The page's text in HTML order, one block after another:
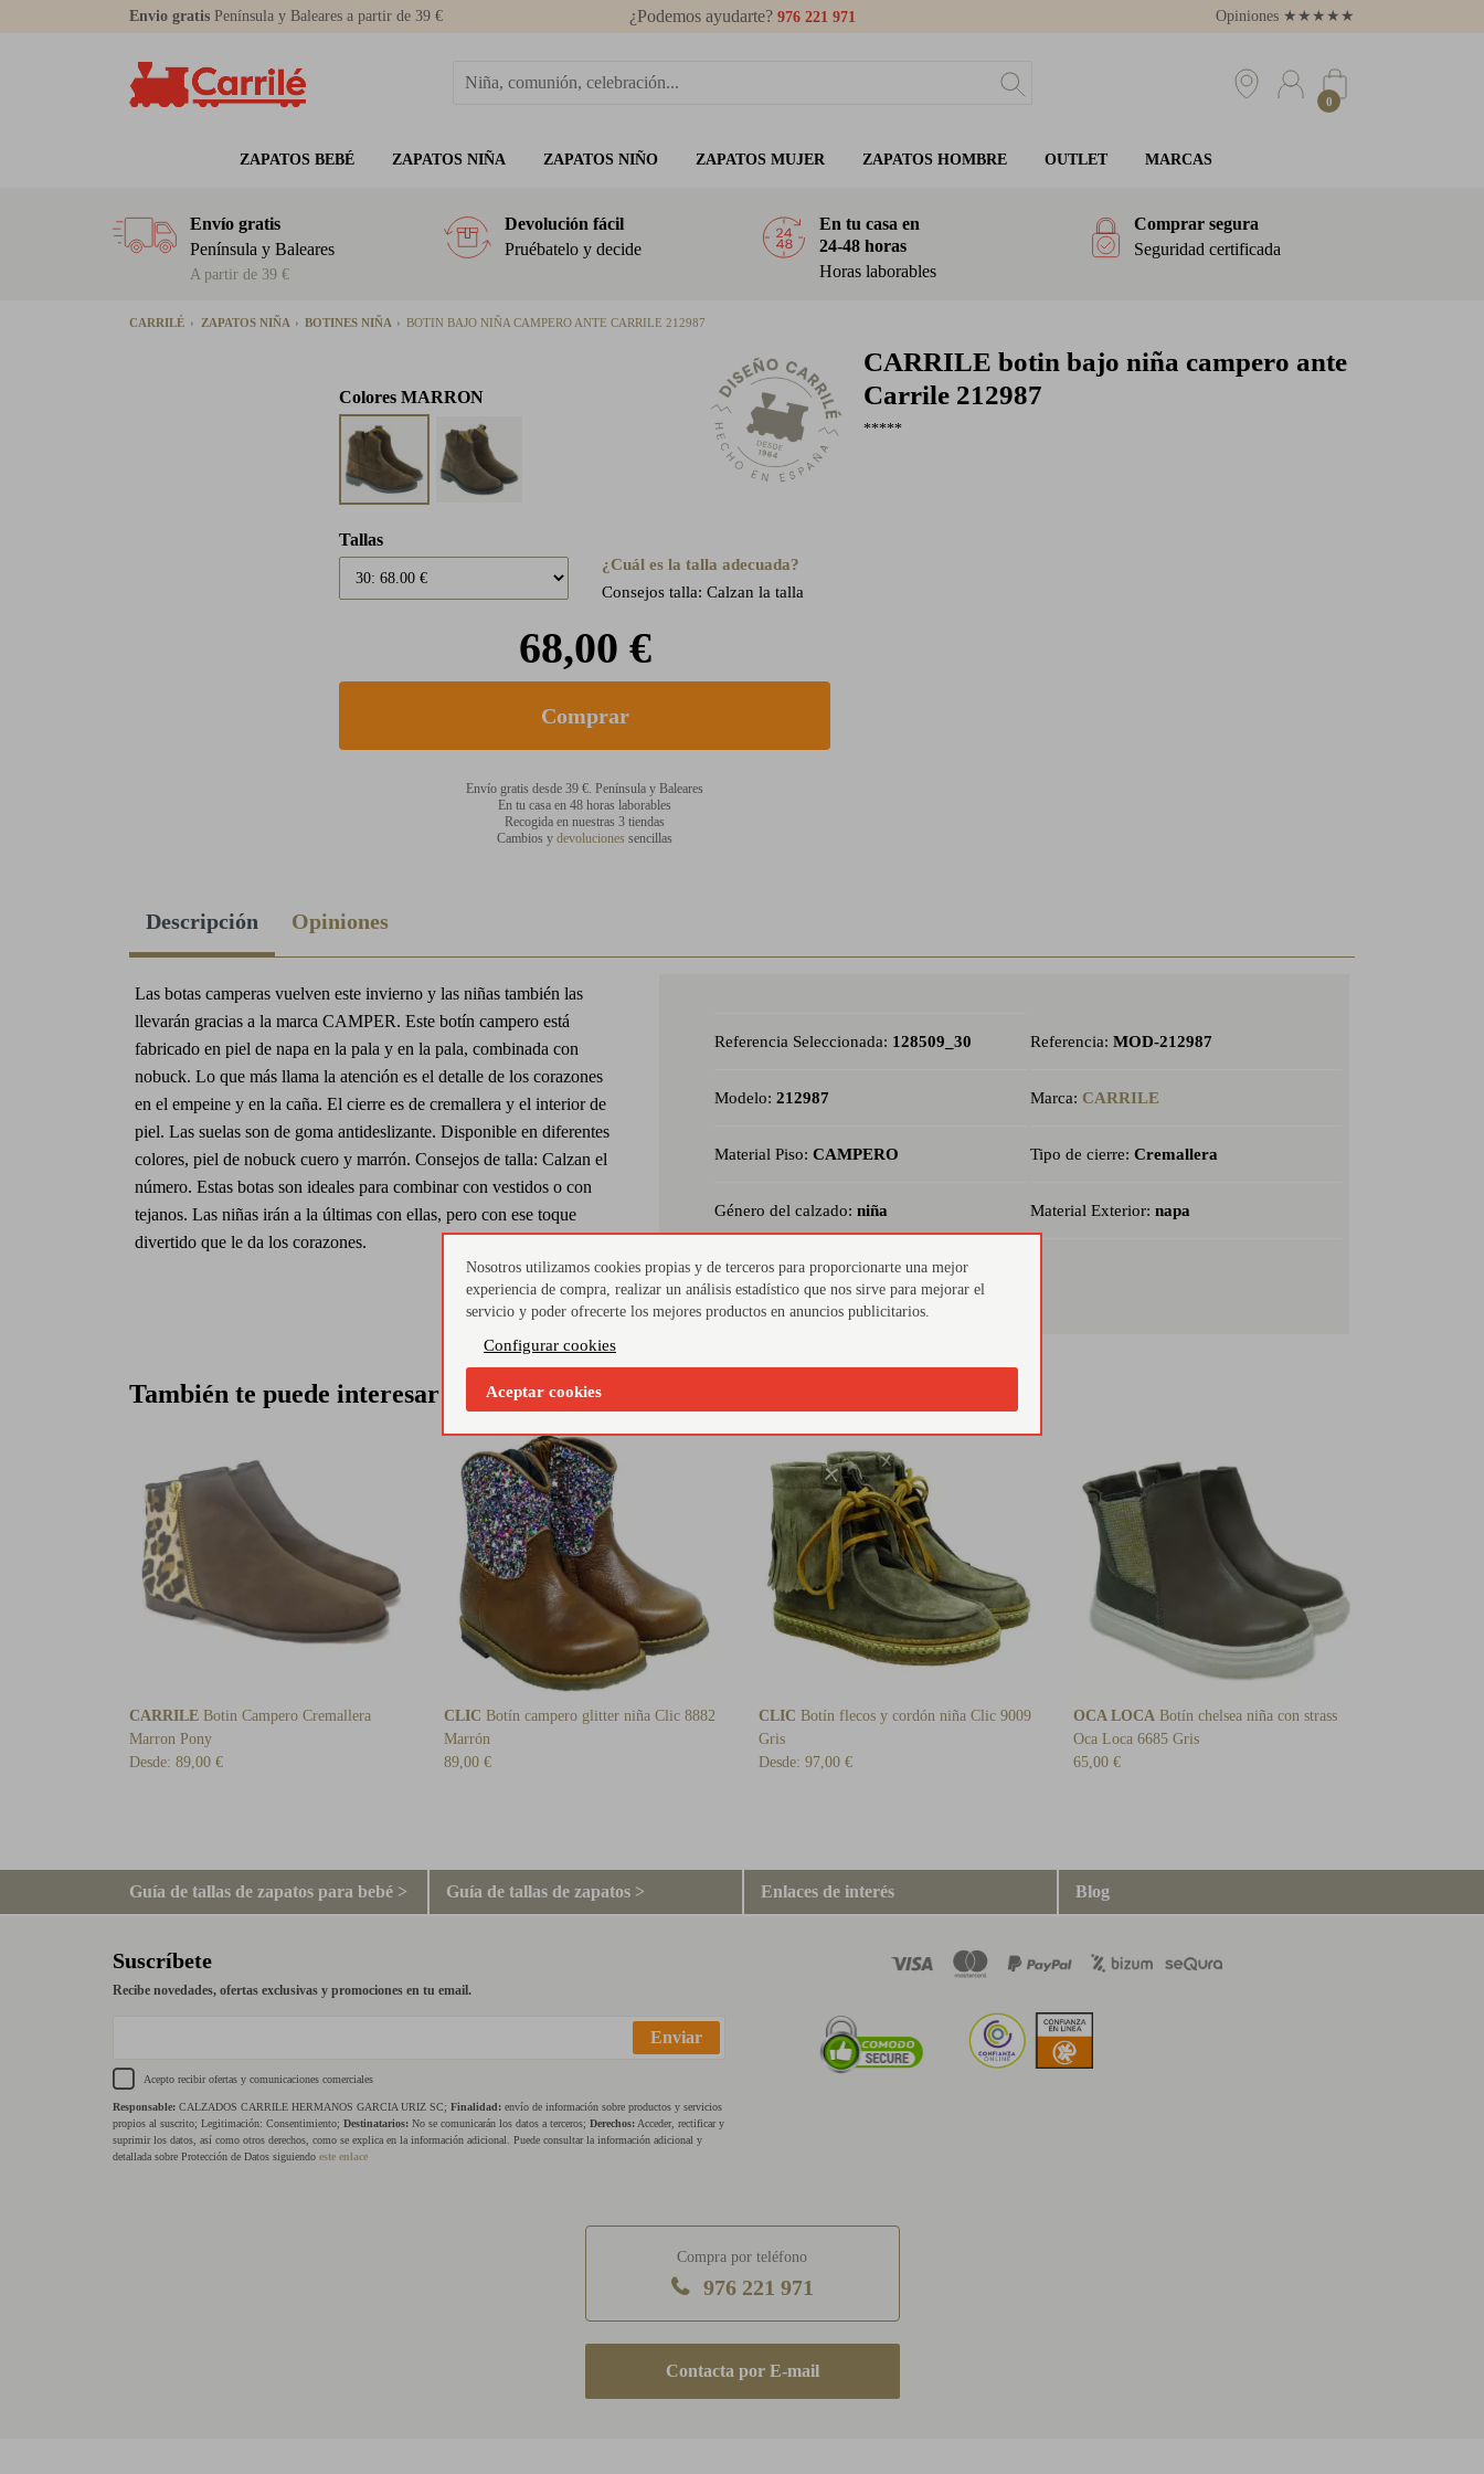
Envio gratis Península y Baleares a partir de 39 € ¿Podemos ayudarte? 976 221 971 Opiniones ★ ★ ★ ★ ★
0
ZAPATOS BEBÉ ZAPATOS NIÑA ZAPATOS NIÑO ZAPATOS MUJER ZAPATOS HOMBRE OUTLET MARCAS
Envío gratis
Península y Baleares
A partir de 39 €
Devolución fácil
Pruébatelo y decide
En tu casa en
24-48 horas
Horas laborables
Comprar segura
Seguridad certificada
CARRILÉ ZAPATOS NIÑA BOTINES NIÑA BOTIN BAJO NIÑA CAMPERO ANTE CARRILE 212987
CARRILE botin bajo niña campero ante
Carrile 212987
*****
Colores MARRON
Tallas
¿Cuál es la talla adecuada?
Consejos talla: Calzan la talla
68,00 €
Envío gratis desde 39 €. Península y Baleares
En tu casa en 48 horas laborables
Recogida en nuestras 3 tiendas
Cambios y devoluciones sencillas
Descripción Opiniones
Referencia Seleccionada: 128509_30 Referencia: MOD-212987
Modelo: 212987 Marca: CARRILE
Material Piso: CAMPERO Tipo de cierre: Cremallera
Género del calzado: niña Material Exterior: napa
Material Interior:piel
Las botas camperas vuelven este invierno y las niñas también las
llevarán gracias a la marca CAMPER. Este botín campero está
fabricado en piel de napa en la pala y en la pala, combinada con
nobuck. Lo que más llama la atención es el detalle de los corazones
en el empeine y en la caña. El cierre es de cremallera y el interior de
piel. Las suelas son de goma antideslizante. Disponible en diferentes
colores, piel de nobuck cuero y marrón. Consejos de talla: Calzan el
número. Estas botas son ideales para combinar con vestidos o con
tejanos. Las niñas irán a la últimas con ellas, pero con ese toque
divertido que le da los corazones.
También te puede interesar
CARRILE Botin Campero Cremallera
Marron Pony
Desde: 89,00 €
CLIC Botín campero glitter niña Clic 8882
Marrón
89,00 €
CLIC Botín flecos y cordón niña Clic 9009
Gris
Desde: 97,00 €
OCA LOCA Botín chelsea niña con strass
Oca Loca 6685 Gris
65,00 €
Guía de tallas de zapatos para bebé > Guía de tallas de zapatos > Enlaces de interés Blog
Suscríbete
Recibe novedades, ofertas exclusivas y promociones en tu email.
Enviar
Acepto recibir ofertas y comunicaciones comerciales
Responsable: CALZADOS CARRILE HERMANOS GARCIA URIZ SC; Finalidad: envío de información sobre productos y servicios
propios al suscrito; Legitimación: Consentimiento; Destinatarios: No se comunicarán los datos a terceros; Derechos: Acceder, rectificar y
suprimir los datos, así como otros derechos, como se explica en la información adicional. Puede consultar la información adicional y
detallada sobre Protección de Datos siguiendo este enlace
Compra por teléfono
976 221 971
E-mail
Nosotros utilizamos cookies propias y de terceros para proporcionarte una mejor
experiencia de compra, realizar un análisis estadístico que nos sirve para mejorar el
servicio y poder ofrecerte los mejores productos en anuncios publicitarios.
Configurar cookies
Aceptar cookies